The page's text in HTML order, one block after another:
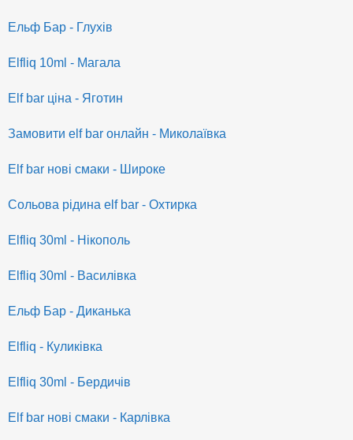
Ельф Бар - Глухів
Elfliq 10ml - Магала
Elf bar ціна - Яготин
Замовити elf bar онлайн - Миколаївка
Elf bar нові смаки - Широке
Сольова рідина elf bar - Охтирка
Elfliq 30ml - Нікополь
Elfliq 30ml - Василівка
Ельф Бар - Диканька
Elfliq - Куликівка
Elfliq 30ml - Бердичів
Elf bar нові смаки - Карлівка